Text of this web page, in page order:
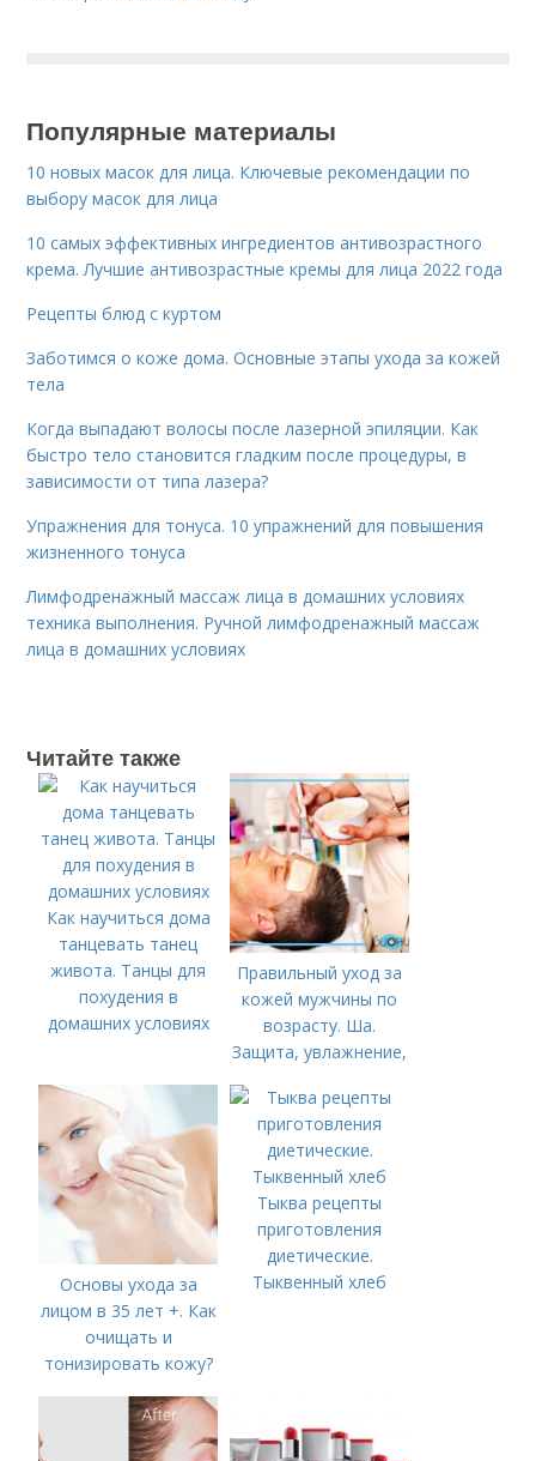
Популярные материалы
10 новых масок для лица. Ключевые рекомендации по
выбору масок для лица
10 самых эффективных ингредиентов антивозрастного
крема. Лучшие антивозрастные кремы для лица 2022 года
Рецепты блюд с куртом
Заботимся о коже дома. Основные этапы ухода за кожей
тела
Когда выпадают волосы после лазерной эпиляции. Как
быстро тело становится гладким после процедуры, в
зависимости от типа лазера?
Упражнения для тонуса. 10 упражнений для повышения
жизненного тонуса
Лимфодренажный массаж лица в домашних условиях
техника выполнения. Ручной лимфодренажный массаж
лица в домашних условиях
Читайте также
Как научиться дома
танцевать танец
живота. Танцы для
похудения в
домашних условиях
Правильный уход за
кожей мужчины по
возрасту. Ша.
Защита, увлажнение,
Основы ухода за
лицом в 35 лет +. Как
очищать и
тонизировать кожу?
Тыква рецепты
приготовления
диетические.
Тыквенный хлеб